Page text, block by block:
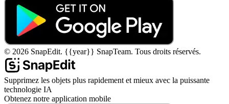
© 2026 SnapEdit. {{year}} SnapTeam. Tous droits réservés.
Supprimez les objets plus rapidement et mieux avec la puissante
technologie IA
Obtenez notre application mobile